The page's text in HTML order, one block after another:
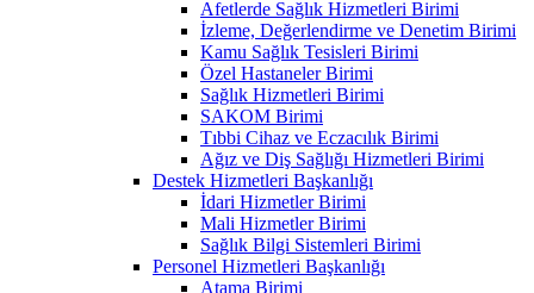
Afetlerde Sağlık Hizmetleri Birimi
İzleme, Değerlendirme ve Denetim Birimi
Kamu Sağlık Tesisleri Birimi
Özel Hastaneler Birimi
Sağlık Hizmetleri Birimi
SAKOM Birimi
Tıbbi Cihaz ve Eczacılık Birimi
Ağız ve Diş Sağlığı Hizmetleri Birimi
Destek Hizmetleri Başkanlığı
İdari Hizmetler Birimi
Mali Hizmetler Birimi
Sağlık Bilgi Sistemleri Birimi
Personel Hizmetleri Başkanlığı
Atama Birimi